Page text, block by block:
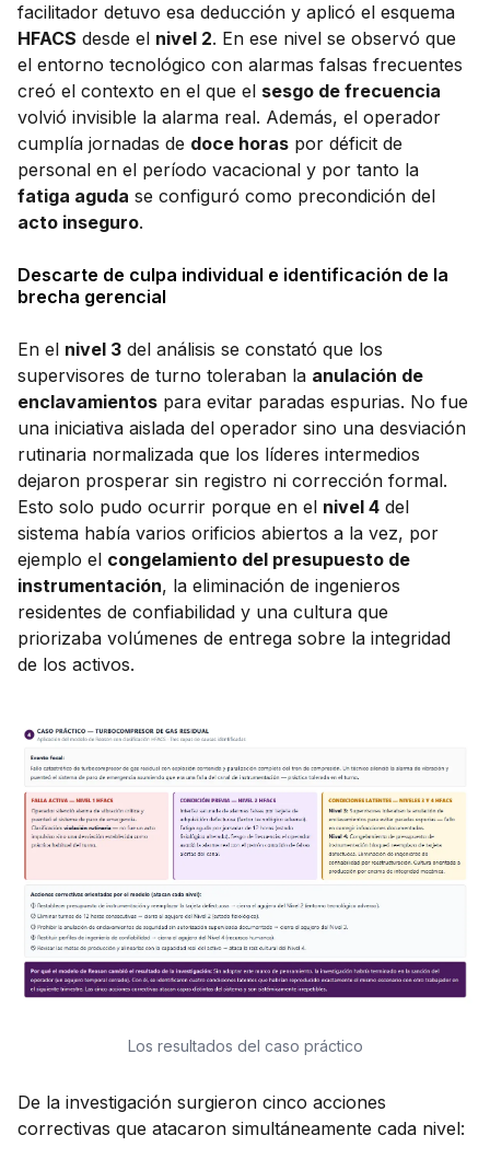
facilitador detuvo esa deducción y aplicó el esquema
HFACS desde el nivel 2. En ese nivel se observó que
el entorno tecnológico con alarmas falsas frecuentes
creó el contexto en el que el sesgo de frecuencia
volvió invisible la alarma real. Además, el operador
cumplía jornadas de doce horas por déficit de
personal en el período vacacional y por tanto la
fatiga aguda se configuró como precondición del
acto inseguro.
Descarte de culpa individual e identificación de la
brecha gerencial
En el nivel 3 del análisis se constató que los
supervisores de turno toleraban la anulación de
enclavamientos para evitar paradas espurias. No fue
una iniciativa aislada del operador sino una desviación
rutinaria normalizada que los líderes intermedios
dejaron prosperar sin registro ni corrección formal.
Esto solo pudo ocurrir porque en el nivel 4 del
sistema había varios orificios abiertos a la vez, por
ejemplo el congelamiento del presupuesto de
instrumentación, la eliminación de ingenieros
residentes de confiabilidad y una cultura que
priorizaba volúmenes de entrega sobre la integridad
de los activos.
Los resultados del caso práctico
De la investigación surgieron cinco acciones
correctivas que atacaron simultáneamente cada nivel: